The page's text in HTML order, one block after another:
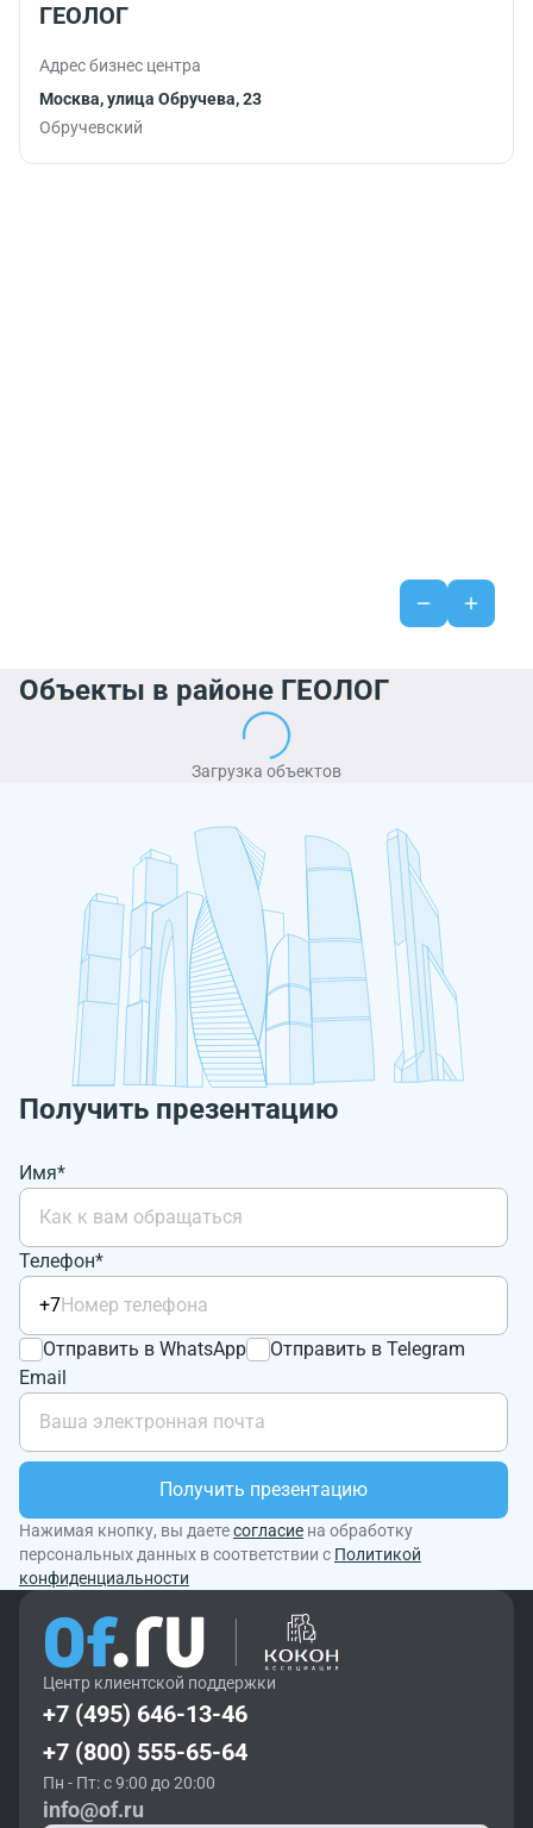
ГЕОЛОГ
Адрес бизнес центра
Москва, улица Обручева, 23
Обручевский
Объекты в районе ГЕОЛОГ
Загрузка объектов
Получить презентацию
Имя*
Телефон*
+7
Отправить в WhatsApp
Отправить в Telegram
Email
Получить презентацию
Нажимая кнопку, вы даетесогласие на обработку
персональных данных в соответствии с Политикой
конфиденциальности
Центр клиентской поддержки
+7 (495) 646-13-46
+7 (800) 555-65-64
Пн - Пт: с 9:00 до 20:00
info@of.ru